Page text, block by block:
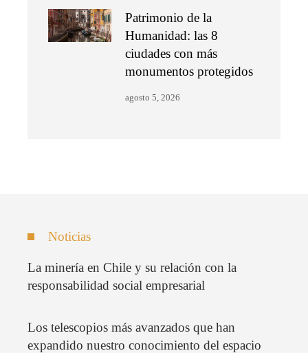
Patrimonio de la
Humanidad: las 8
ciudades con más
monumentos protegidos
agosto 5, 2026
Noticias
La minería en Chile y su relación con la
responsabilidad social empresarial
Los telescopios más avanzados que han
expandido nuestro conocimiento del espacio